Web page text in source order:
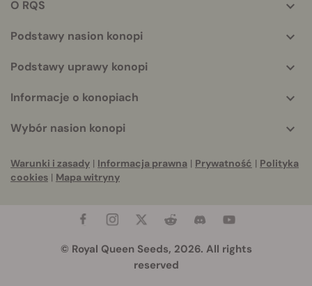
info
O RQS
Podstawy nasion konopi
Podstawy uprawy konopi
Informacje o konopiach
Wybór nasion konopi
Warunki i zasady | Informacja prawna | Prywatność | Polityka
cookies | Mapa witryny
© Royal Queen Seeds, 2026. All rights
reserved